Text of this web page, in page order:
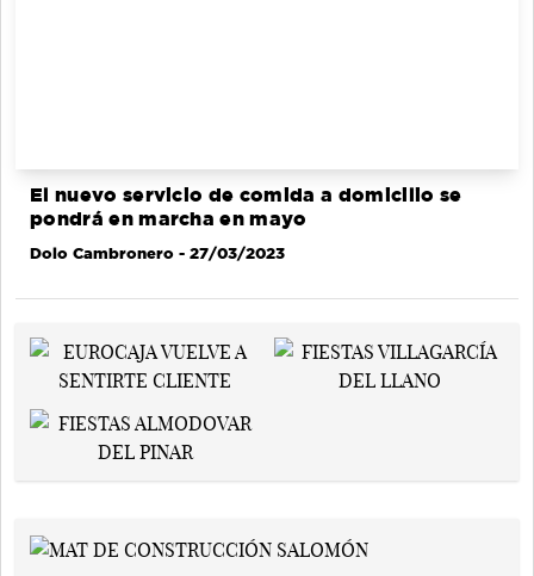
El nuevo servicio de comida a domicilio se
pondrá en marcha en mayo
Dolo Cambronero - 27/03/2023